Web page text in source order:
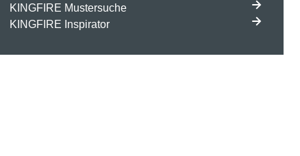
KINGFIRE Mustersuche
KINGFIRE Inspirator